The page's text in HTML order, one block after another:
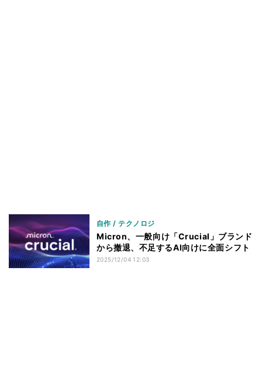
自作 / テクノロジ
Micron、一般向け「Crucial」ブランド
から撤退、不足するAI向けに全面シフト
2025/12/04 12:03